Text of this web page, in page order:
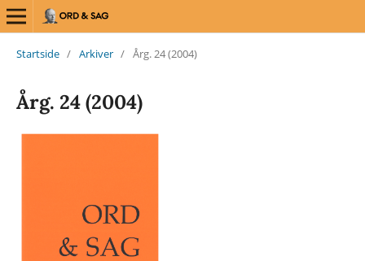
Startside / Arkiver / Årg. 24 (2004)
Årg. 24 (2004)